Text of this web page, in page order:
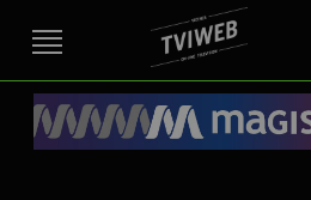
STREET TG CRONACA VENETO
AREA BERICA
ECONOMIA
EDITORIALE ITALIA E MONDO CURIOSITÀ –
SPORT
IL GRAFFIO FOOD & DRINK